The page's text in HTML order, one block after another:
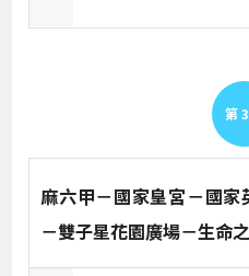
第 3
麻六甲－國家皇宮－國
－雙子星花園廣場－生命